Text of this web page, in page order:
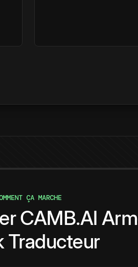
ÇA MARCHE
CAMB.AI
Traducteur